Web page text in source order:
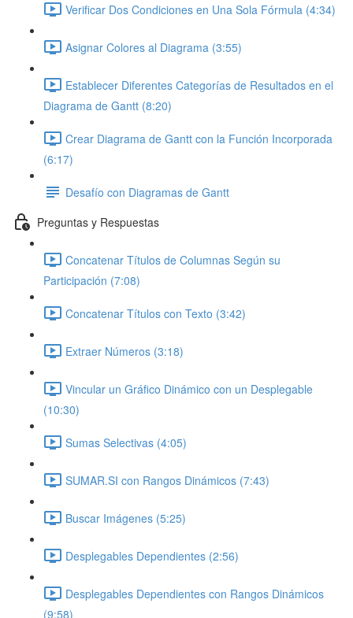
Verificar Dos Condiciones en Una Sola Fórmula (4:34)
Asignar Colores al Diagrama (3:55)
Establecer Diferentes Categorías de Resultados en el
Diagrama de Gantt (8:20)
Crear Diagrama de Gantt con la Función Incorporada
(6:17)
Desafío con Diagramas de Gantt
Preguntas y Respuestas
Concatenar Títulos de Columnas Según su
Participación (7:08)
Concatenar Títulos con Texto (3:42)
Extraer Números (3:18)
Vincular un Gráfico Dinámico con un Desplegable
(10:30)
Sumas Selectivas (4:05)
SUMAR.SI con Rangos Dinámicos (7:43)
Buscar Imágenes (5:25)
Desplegables Dependientes (2:56)
Desplegables Dependientes con Rangos Dinámicos
(9:58)